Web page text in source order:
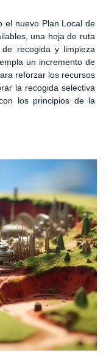
el nuevo Plan Local de
una hoja de ruta
recogida y limpieza
un incremento de
reforzar los recursos
la recogida selectiva
los principios de la